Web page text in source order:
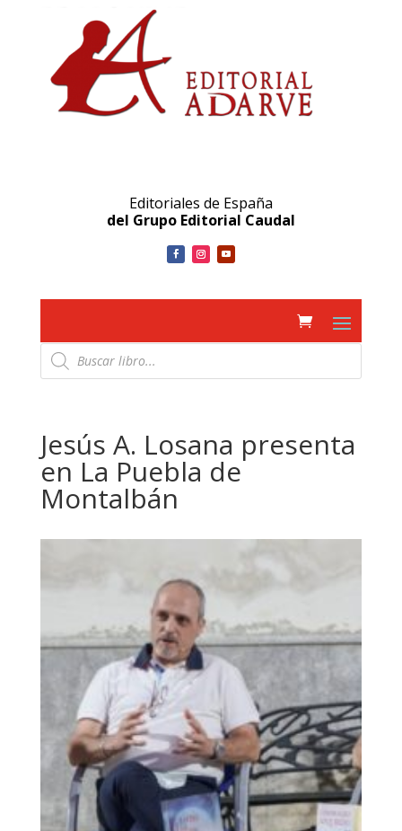
Editoriales de España
del Grupo Editorial Caudal
Búsqueda
de
productos
Jesús A. Losana presenta
en La Puebla de
Montalbán